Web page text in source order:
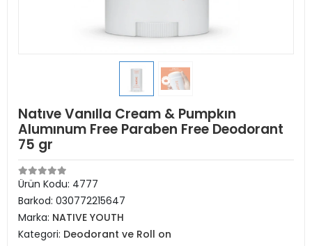
Natıve Vanılla Cream & Pumpkın
Alumınum Free Paraben Free Deodorant
75 gr
Ürün Kodu: 4777
Barkod: 030772215647
Marka: NATIVE YOUTH
Kategori: Deodorant ve Roll on